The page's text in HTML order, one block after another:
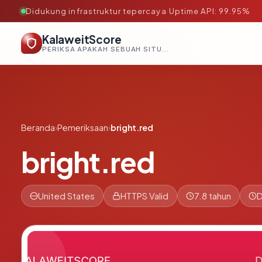
Didukung infrastruktur tepercaya·Uptime API: 99.95%
KalaweitScore
PERIKSA APAKAH SEBUAH SITUS AMAN, TEPERCAYA, DAN TERVERIFIKASI DALAM HITUNGAN DETIK.
Beranda›Pemeriksaan›bright.red
bright.red
United States HTTPS Valid 7.8 tahun